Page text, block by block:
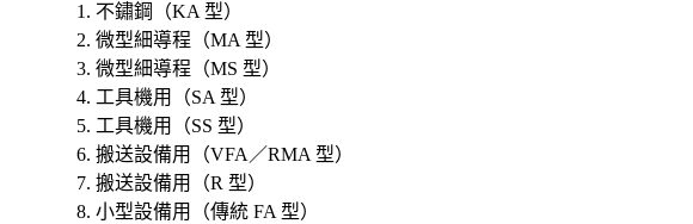
不鏽鋼（KA 型）
微型細導程（MA 型）
微型細導程（MS 型）
工具機用（SA 型）
工具機用（SS 型）
搬送設備用（VFA／RMA 型）
搬送設備用（R 型）
小型設備用（傳統 FA 型）